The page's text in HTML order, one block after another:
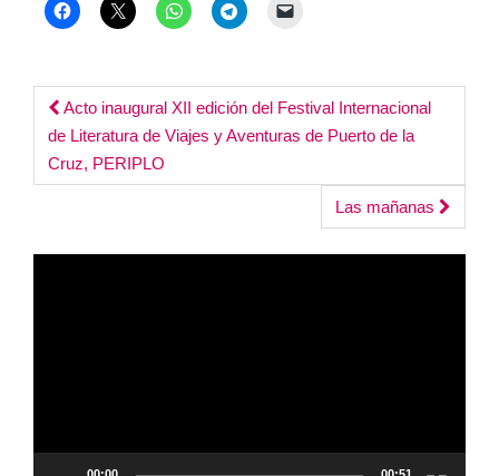
Post
navigation
Acto inaugural XII edición del Festival Internacional
de Literatura de Viajes y Aventuras de Puerto de la
Cruz, PERIPLO
Las mañanas